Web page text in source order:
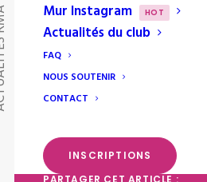
Mur Instagram HOT
Actualités du club
FAQ
NOUS SOUTENIR
CONTACT
INSCRIPTIONS
Le déni du
PARTAGER CET ARTICLE :